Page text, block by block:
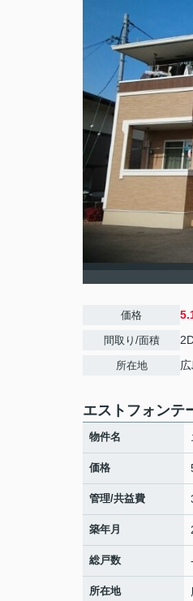
価格
間取り/面積
所在地
エストフォン
物件名
価格
管理/共益費
築年月
総戸数 -
所在地